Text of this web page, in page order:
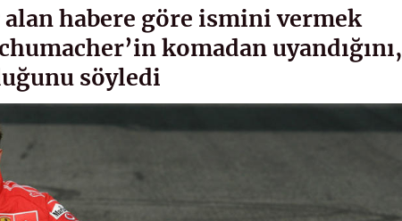
alan habere göre ismini vermek
komadan uyandığını,
söyledi